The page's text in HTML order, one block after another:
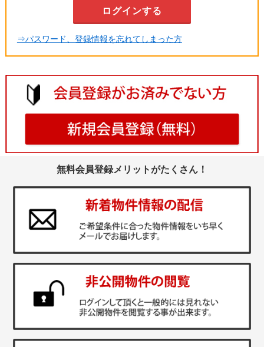
⇒パスワード、登録情報を忘れてしまった方
無料会員登録メリットがたくさん！